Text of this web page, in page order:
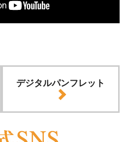
デジタルパンフレット